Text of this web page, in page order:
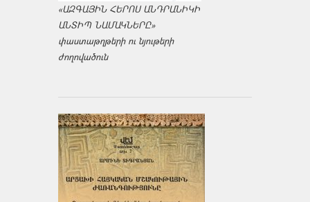
«ԱԶԳԱՅԻՆ ՀԵՐՈՍ ԱՆԴՐԱՆԻԿԻ
ԱՆՏԻՊ ՆԱՄԱԿՆԵՐԸ»
փաստաթղթերի ու նյութերի
ժողովածուն